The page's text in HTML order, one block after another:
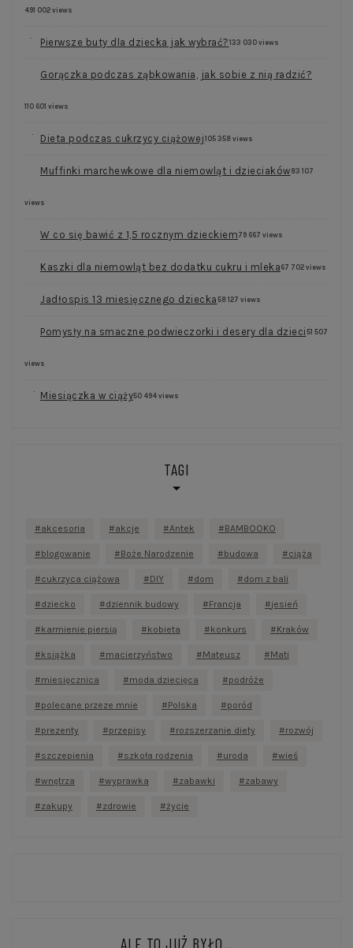
491 002 views
Pierwsze buty dla dziecka jak wybrać? 133 030 views
Gorączka podczas ząbkowania, jak sobie z nią radzić?
110 601 views
Dieta podczas cukrzycy ciążowej 105 358 views
Muffinki marchewkowe dla niemowląt i dzieciaków 83 107
views
W co się bawić z 1,5 rocznym dzieckiem 79 667 views
Kaszki dla niemowląt bez dodatku cukru i mleka 67 702 views
Jadłospis 13 miesięcznego dziecka 58 127 views
Pomysły na smaczne podwieczorki i desery dla dzieci 51 507
views
Miesiączka w ciąży50 494 views
TAGI
akcesoria akcje Antek BAMBOOKO
blogowanie Boże Narodzenie budowa ciąża
cukrzyca ciążowa DIY dom dom z bali
dziecko dziennik budowy Francja jesień
karmienie piersią kobieta konkurs Kraków
książka macierzyństwo Mateusz Mati
miesięcznica moda dziecięca podróże
polecane przeze mnie Polska poród
prezenty przepisy rozszerzanie diety rozwój
szczepienia szkoła rodzenia uroda wieś
wnętrza wyprawka zabawki zabawy
zakupy zdrowie życie
ALE TO JUŻ BYŁO…